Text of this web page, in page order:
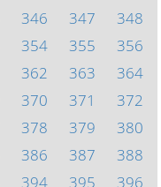
346 347
348
354 355
356
362 363
364
370 371
372
378 379
380
386 387
388
394 395 396